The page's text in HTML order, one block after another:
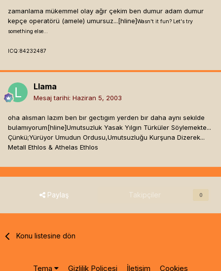
zamanlama mükemmel olay ağır çekim ben dumur adam dumur
kepçe operatörü (amele) umursuz...[hline]Wasn't it fun? Let's try
something else...
ICQ:84232487
Llama
Mesaj tarihi: Haziran 5, 2003
oha alısman lazım ben bır gectıgım yerden bır daha aynı sekılde
bulamıyorum[hline]Umutsuzluk Yasak Yılgın Türküler Söylemekte...
Çünkü;Yürüyor Umudun Ordusu,Umutsuzluğu Kurşuna Dizerek...
Metall Ethlos & Athelas Ethlos
Paylaş Takipçiler 0
Konu listesine dön
Tema Gizlilik Poliçesi İletişim Cookies